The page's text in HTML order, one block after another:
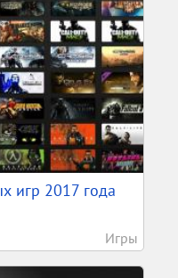
игр 2017 года
Игры